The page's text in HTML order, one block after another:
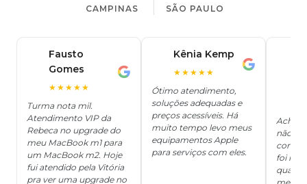
CAMPINAS SÃO PAULO
Fausto
Gomes
★★★★★
Turma nota mil.
Atendimento VIP da
Rebeca no upgrade do
meu MacBook m1 para
um MacBook m2. Hoje
fui atendido pela Vitória
pra ver uma upgrade no
Kênia Kemp
★★★★★
Ótimo atendimento,
soluções adequadas e
preços acessíveis. Há
muito tempo levo meus
equipamentos Apple
para serviços com eles.
Achei
não
foi